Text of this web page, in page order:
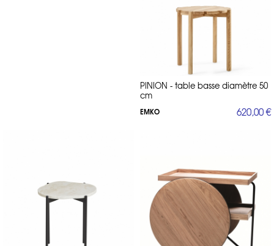
PINION - table basse diamètre 50
cm
EMKO 620,00 €